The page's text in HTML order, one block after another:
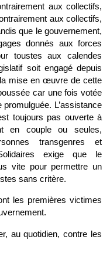
aux collectifs,
aux collectifs,
que le gouvernement,
donnés aux forces
toustes aux calendes
soit engagé depuis
mise en œuvre de cette
car une fois votée
L’assistance
toujours pas ouverte à
en couple ou seules,
transgenres et
exige que le
vite pour permettre un
sans critère.
les premières victimes
au quotidien, contre les